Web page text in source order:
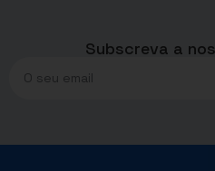
Subscreva a